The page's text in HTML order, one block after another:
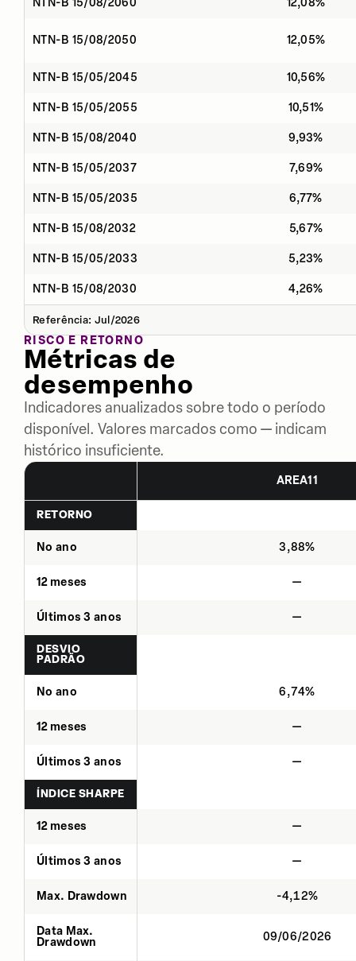
NTN-B 15/08/2050 12,05%
NTN-B 15/05/2045 10,56%
NTN-B 15/05/2055 10,51%
NTN-B 15/08/2040 9,93%
NTN-B 15/05/2037 7,69%
NTN-B 15/05/2035 6,77%
NTN-B 15/08/2032 5,67%
NTN-B 15/05/2033 5,23%
NTN-B 15/08/2030 4,26%
Referência: Jul/2026
RISCO E RETORNO
Métricas de
desempenho
Indicadores anualizados sobre todo o período
disponível. Valores marcados como — indicam
histórico insuficiente.
AREA11
RETORNO
No ano 3,88%
12 meses —
Últimos 3 anos —
DESVIO
PADRÃO
No ano 6,74%
12 meses —
Últimos 3 anos —
ÍNDICE SHARPE
12 meses —
Últimos 3 anos —
Max. Drawdown -4,12%
Data Max.
Drawdown
09/06/2026